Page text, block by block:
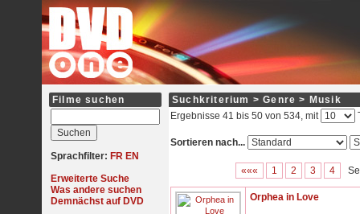
Filme suchen
Sprachfilter: FR EN
Erweiterte Suche
Was andere suchen
Demnächst auf DVD
Suchkriterium > Genre > Musik
Ergebnisse 41 bis 50 von 534, mit
Sortieren nach...
««« 1 2 3 4
Orphea in Love